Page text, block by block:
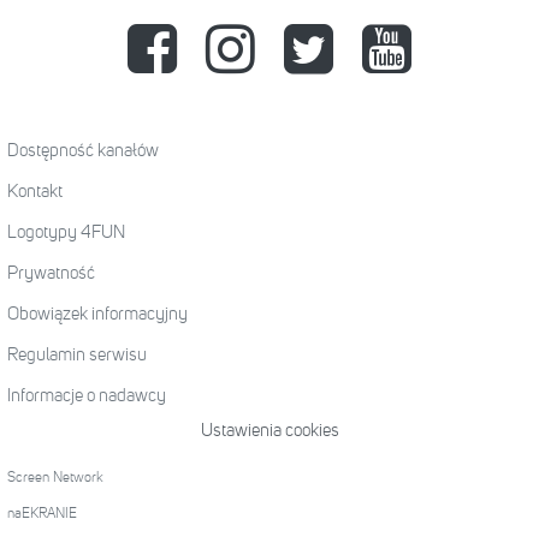
Dostępność kanałów
Kontakt
Logotypy 4FUN
Prywatność
Obowiązek informacyjny
Regulamin serwisu
Informacje o nadawcy
Ustawienia cookies
Screen Network
naEKRANIE